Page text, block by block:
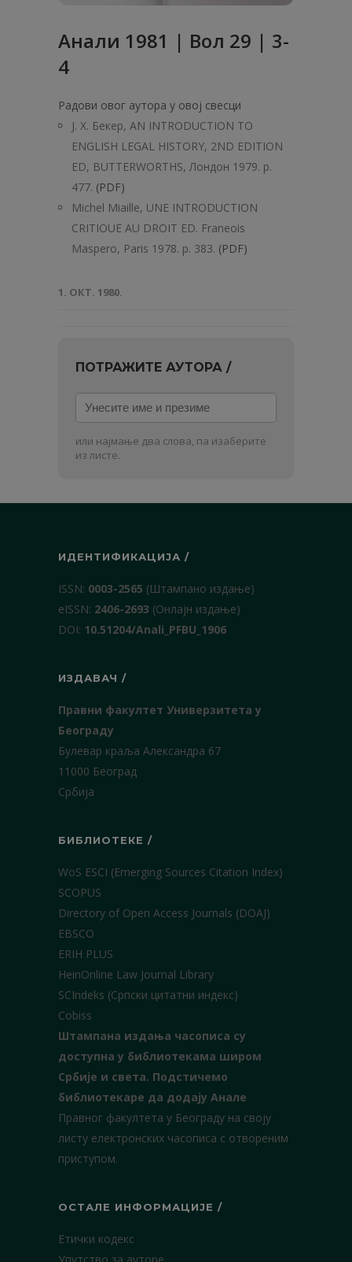
Анaли 1981 | Вол 29 | 3-
4
Радови овог аутора у овој свесци
Ј. X. Бекер, AN INTRODUCTION ТО
ENGLISH LEGAL HISTORY, 2ND EDITION
ED, BUTTERWORTHS, Лондон 1979. p.
477. (PDF)
Michel Miaille, UNE INTRODUCTION
CRITIOUE AU DROIT ED. Franeois
Maspero, Paris 1978. p. 383. (PDF)
1. ОКТ. 1980.
ПОТРАЖИТЕ АУТОРА /
Унесите
име
и
презиме
или најмање два слова, па изаберите
из листе.
ИДЕНТИФИКАЦИЈА /
ISSN: 0003-2565 (Штампано издање)
еISSN: 2406-2693 (Онлајн издање)
DOI: 10.51204/Anali_PFBU_1906
ИЗДАВАЧ /
Правни факултет Универзитета у
Београду
Булевар краља Александра 67
11000 Београд
Србија
БИБЛИОТЕКЕ /
WoS ESCI (Emerging Sources Citation Index)
SCOPUS
Directory of Open Access Journals (DOAJ)
EBSCO
ERIH PLUS
HeinOnline Law Journal Library
SCIndeks (Српски цитатни индекс)
Cobiss
Штампана издања часописа су
доступна у библиотекама широм
Србије и света. Подстичемо
библиотекаре да додају Анале
Правног факултета у Београду на своју
листу електронских часописа с отвореним
приступом.
ОСТАЛЕ ИНФОРМАЦИЈЕ /
Етички кодекс